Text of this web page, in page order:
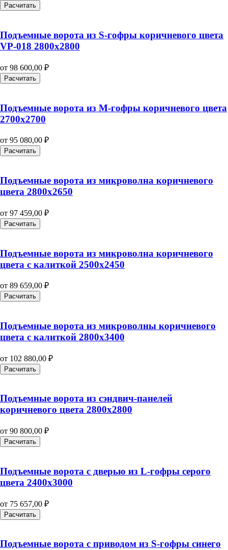
Расчитать
Подъемные ворота из S-гофры коричневого цвета
VP-018 2800х2800
от 98 600,00 ₽
Расчитать
Подъемные ворота из М-гофры коричневого цвета
2700х2700
от 95 080,00 ₽
Расчитать
Подъемные ворота из микроволна коричневого
цвета 2800х2650
от 97 459,00 ₽
Расчитать
Подъемные ворота из микроволна коричневого
цвета с калиткой 2500х2450
от 89 659,00 ₽
Расчитать
Подъемные ворота из микроволны коричневого
цвета с калиткой 2800х3400
от 102 880,00 ₽
Расчитать
Подъемные ворота из сэндвич-панелей
коричневого цвета 2800х2800
от 90 800,00 ₽
Расчитать
Подъемные ворота с дверью из L-гофры серого
цвета 2400х3000
от 75 657,00 ₽
Расчитать
Подъемные ворота с приводом из S-гофры синего